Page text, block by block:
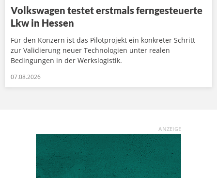
Volkswagen testet erstmals ferngesteuerte
Lkw in Hessen
Für den Konzern ist das Pilotprojekt ein konkreter Schritt
zur Validierung neuer Technologien unter realen
Bedingungen in der Werkslogistik.
07.08.2026
ANZEIGE